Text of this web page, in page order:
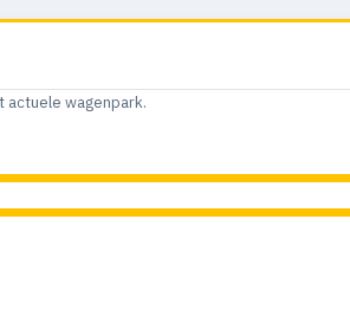
actuele wagenpark.